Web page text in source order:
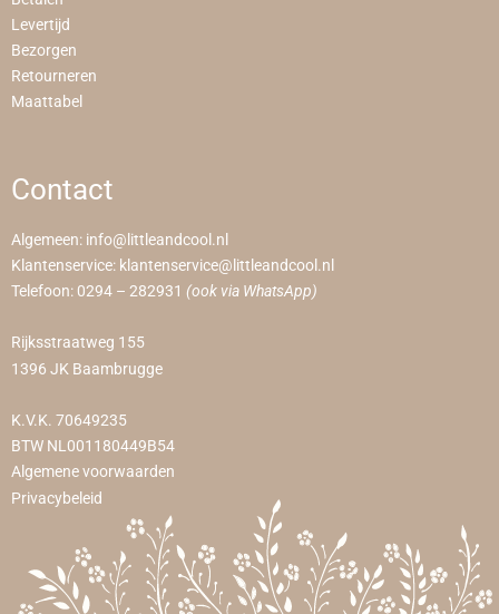
Levertijd
Bezorgen
Retourneren
Maattabel
Contact
Algemeen: info@littleandcool.nl
Klantenservice: klantenservice@littleandcool.nl
Telefoon: 0294 – 282931 (ook via WhatsApp)
Rijksstraatweg 155
1396 JK Baambrugge
K.V.K. 70649235
BTW NL001180449B54
Algemene voorwaarden
Privacybeleid